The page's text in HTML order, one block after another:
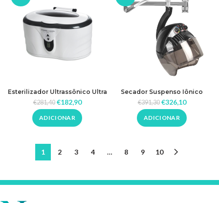
Esterilizador Ultrassônico Ultra
Pure 1,3L
€281,40 €182,90
ADICIONAR
Secador Suspenso Iônico
Gabbiano Centurion DVI-303W
Três Velocidades
€391,30 €326,10
ADICIONAR
1 2 3 4 … 8 9 10